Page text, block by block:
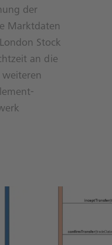
der
Marktdaten
Stock
an die